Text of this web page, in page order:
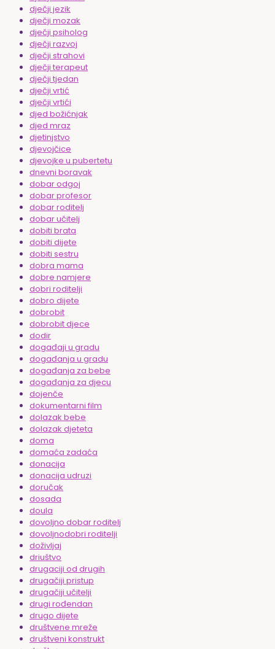
dječji jezik
dječji mozak
dječji psiholog
dječji razvoj
dječji strahovi
dječji terapeut
dječji tjedan
dječji vrtić
dječji vrtići
djed božićnjak
djed mraz
djetinjstvo
djevojčice
djevojke u pubertetu
dnevni boravak
dobar odgoj
dobar profesor
dobar roditelj
dobar učitelj
dobiti brata
dobiti dijete
dobiti sestru
dobra mama
dobre namjere
dobri roditelji
dobro dijete
dobrobit
dobrobit djece
dodir
događaji u gradu
događanja u gradu
događanja za bebe
događanja za djecu
dojenče
dokumentarni film
dolazak bebe
dolazak djeteta
doma
domaća zadaća
donacija
donacija udruzi
doručak
dosada
doula
dovoljno dobar roditelj
dovoljnodobri roditelji
doživljaj
driuštvo
drugaciji od drugih
drugačiji pristup
drugačiji učitelji
drugi rođendan
drugo dijete
društvene mreže
društveni konstrukt